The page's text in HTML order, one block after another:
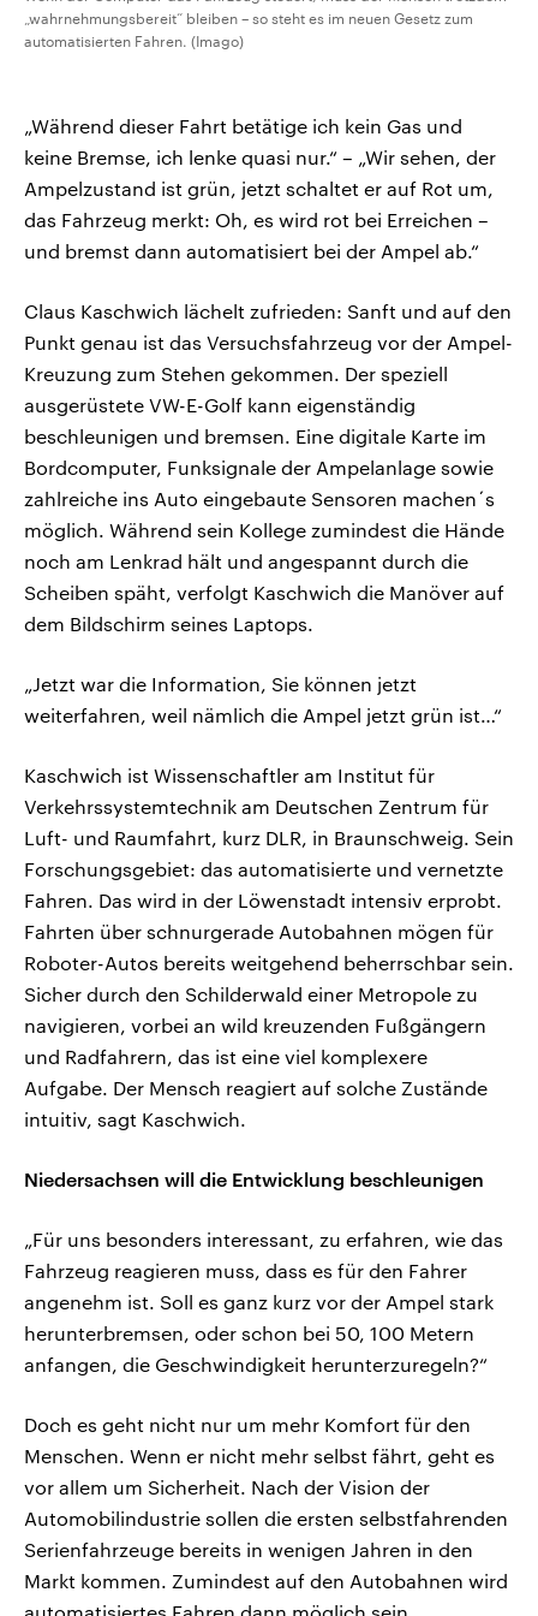
„wahrnehmungsbereit“ bleiben – so steht es im neuen Gesetz zum
automatisierten Fahren. (Imago)
„Während dieser Fahrt betätige ich kein Gas und
keine Bremse, ich lenke quasi nur.“ – „Wir sehen, der
Ampelzustand ist grün, jetzt schaltet er auf Rot um,
das Fahrzeug merkt: Oh, es wird rot bei Erreichen –
und bremst dann automatisiert bei der Ampel ab.“
Claus Kaschwich lächelt zufrieden: Sanft und auf den
Punkt genau ist das Versuchsfahrzeug vor der Ampel-
Kreuzung zum Stehen gekommen. Der speziell
ausgerüstete VW-E-Golf kann eigenständig
beschleunigen und bremsen. Eine digitale Karte im
Bordcomputer, Funksignale der Ampelanlage sowie
zahlreiche ins Auto eingebaute Sensoren machen´s
möglich. Während sein Kollege zumindest die Hände
noch am Lenkrad hält und angespannt durch die
Scheiben späht, verfolgt Kaschwich die Manöver auf
dem Bildschirm seines Laptops.
„Jetzt war die Information, Sie können jetzt
weiterfahren, weil nämlich die Ampel jetzt grün ist…“
Kaschwich ist Wissenschaftler am Institut für
Verkehrssystemtechnik am Deutschen Zentrum für
Luft- und Raumfahrt, kurz DLR, in Braunschweig. Sein
Forschungsgebiet: das automatisierte und vernetzte
Fahren. Das wird in der Löwenstadt intensiv erprobt.
Fahrten über schnurgerade Autobahnen mögen für
Roboter-Autos bereits weitgehend beherrschbar sein.
Sicher durch den Schilderwald einer Metropole zu
navigieren, vorbei an wild kreuzenden Fußgängern
und Radfahrern, das ist eine viel komplexere
Aufgabe. Der Mensch reagiert auf solche Zustände
intuitiv, sagt Kaschwich.
Niedersachsen will die Entwicklung beschleunigen
„Für uns besonders interessant, zu erfahren, wie das
Fahrzeug reagieren muss, dass es für den Fahrer
angenehm ist. Soll es ganz kurz vor der Ampel stark
herunterbremsen, oder schon bei 50, 100 Metern
anfangen, die Geschwindigkeit herunterzuregeln?“
Doch es geht nicht nur um mehr Komfort für den
Menschen. Wenn er nicht mehr selbst fährt, geht es
vor allem um Sicherheit. Nach der Vision der
Automobilindustrie sollen die ersten selbstfahrenden
Serienfahrzeuge bereits in wenigen Jahren in den
Markt kommen. Zumindest auf den Autobahnen wird